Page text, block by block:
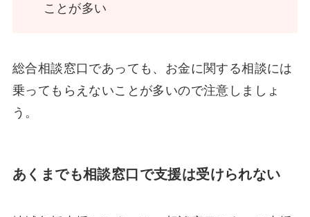
ことが多い
総合相談窓口であっても、お金に関する相談には
乗ってもらえないことが多いので注意しましょ
う。
あくまでも相談窓口で支援は受けられない